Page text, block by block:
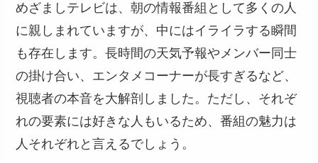
めざましテレビは、朝の情報番組として多くの人
に親しまれていますが、中にはイライラする瞬間
も存在します。長時間の天気予報やメンバー同士
の掛け合い、エンタメコーナーが長すぎるなど、
視聴者の本音を大解剖しました。ただし、それぞ
れの要素には好きな人もいるため、番組の魅力は
人それぞれと言えるでしょう。